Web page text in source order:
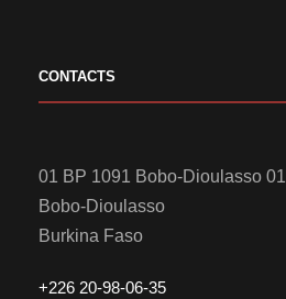
CONTACTS
01 BP 1091 Bobo-Dioulasso 01
Bobo-Dioulasso
Burkina Faso
+226 20-98-06-35